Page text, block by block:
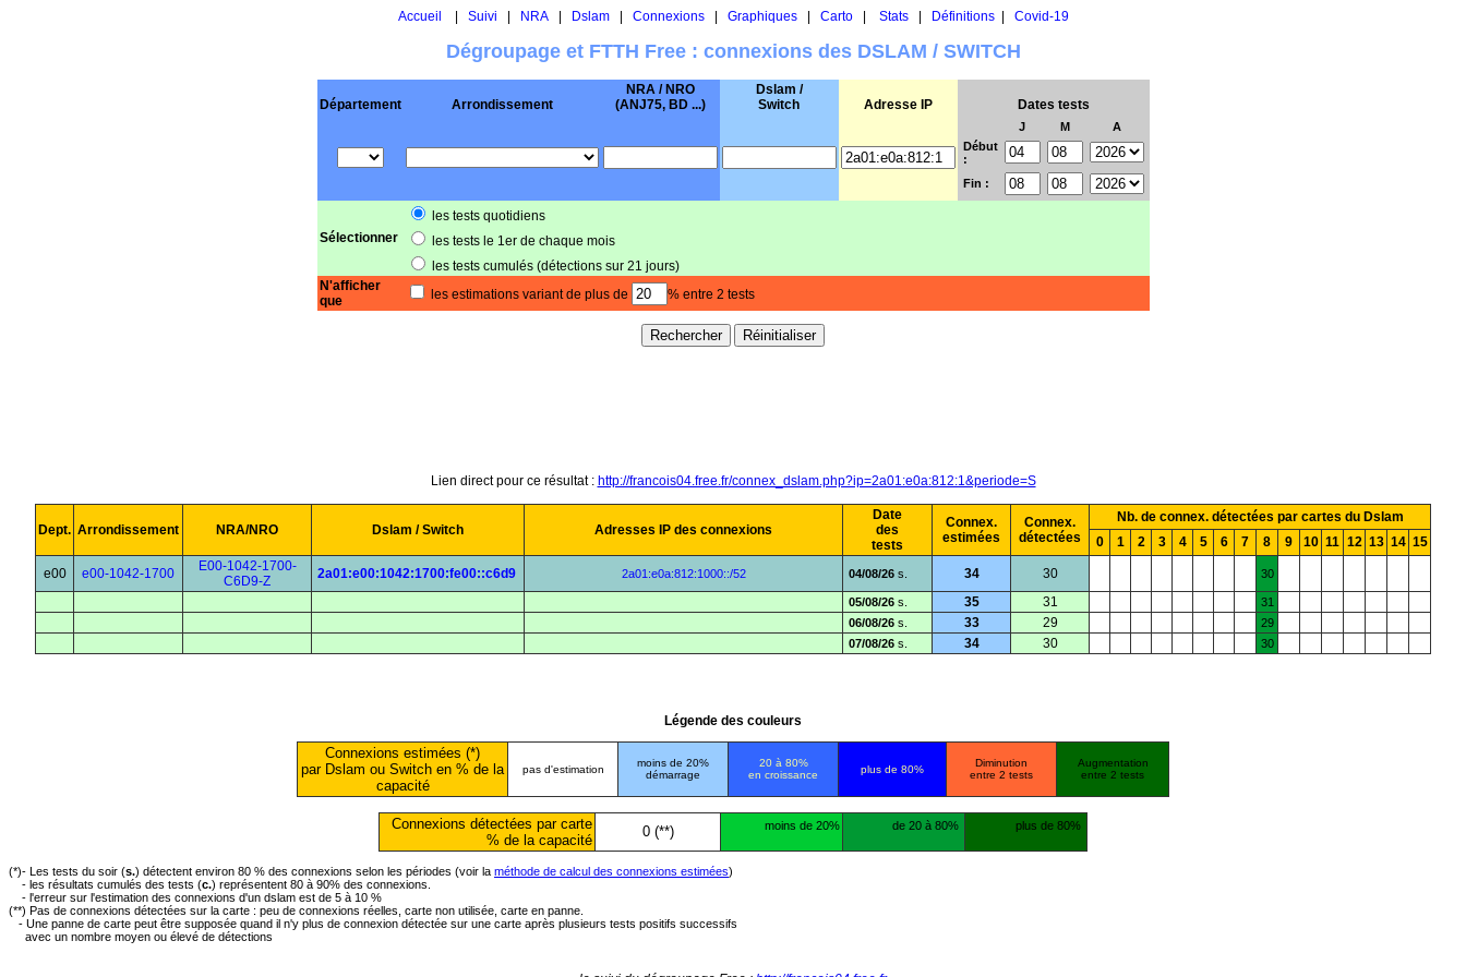
Accueil Suivi NRA| Dslam| Connexions| Graphiques| Carto| Stats| Définitions| Covid-19
Dégroupage et FTTH Free : connexions des DSLAM / SWITCH
Département Arrondissement
NRA / NRO
(ANJ75, BD ...)
Dslam /
Switch
Adresse IP Dates tests
J M
A
Début
:
Fin :
Sélectionner
les tests quotidiens
les tests le 1er de chaque mois
les tests cumulés (détections sur 21 jours)
N'afficher
que
les estimations variant de plus de % entre 2 tests
Lien direct pour ce résultat : http://francois04.free.fr/connex_dslam.php?ip=2a01:e0a:812:1&periode=S
Dept. Arrondissement NRA/NRO Dslam / Switch Adresses IP des connexions
Date
des
tests
Connex.
estimées
Connex.
détectées
Nb. de connex. détectées par cartes du Dslam
0
1 2 3 4 5 6 7 8 9 10 11 12 13 14 15
e00 e00-1042-1700
E00-1042-1700-
C6D9-Z
2a01:e00:1042:1700:fe00::c6d9 2a01:e0a:812:1000::/52 04/08/26 s. 34 30 30
05/08/26 s. 35 31
31
06/08/26 s. 33 29
29
07/08/26 s. 34 30 30
Légende des couleurs
Connexions estimées (*)
par Dslam ou Switch en % de la
capacité
pas d'estimation
moins de 20%
démarrage
20 à 80%
en croissance
plus de 80%
Diminution
entre 2 tests
Augmentation
entre 2 tests
Connexions détectées par carte
% de la capacité
0 (**) moins de 20% de 20 à 80% plus de 80%
(*)- Les tests du soir (s.) détectent environ 80 % des connexions selon les périodes (voir la méthode de calcul des connexions estimées)
- les résultats cumulés des tests (c.) représentent 80 à 90% des connexions.
- l'erreur sur l'estimation des connexions d'un dslam est de 5 à 10 %
(**) Pas de connexions détectées sur la carte : peu de connexions réelles, carte non utilisée, carte en panne.
- Une panne de carte peut être supposée quand il n'y plus de connexion détectée sur une carte après plusieurs tests positifs successifs
avec un nombre moyen ou élevé de détections